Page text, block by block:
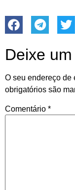
Deixe
O seu endereço de
obrigatórios são
Comentário *